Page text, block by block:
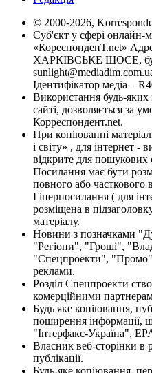
© 2000-2026,
Суб'єкт у сфері онлайн-
«КореспонденТ.net»
ХАРКІВСЬКЕ ШОСЕ,
Ідентифікатор медіа –
Використання будь-яких
сайті, дозволяється за
Корреспондент.net.
При копіюванні
і світу» , для інтернет -
відкрите для пошукових
Посилання має бути
повного або часткового
Гіперпосилання ( для
розміщена в
матеріалу.
Новини з позначками
"Регіони", "Гроші",
"Спецпроекти", "Промо"
реклами.
Розділ Спецпроекти
комерційними
Будь яке копіювання,
поширення інформації,
"Інтерфакс-Україна",
Власник веб-сторінки в
публікації.
Будь-яке копіювання,